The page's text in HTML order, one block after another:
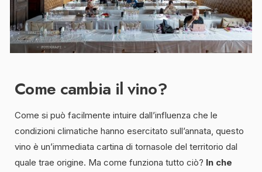
Come cambia il vino?
Come si può facilmente intuire dall’influenza che le
condizioni climatiche hanno esercitato sull’annata, questo
vino è un’immediata cartina di tornasole del territorio dal
quale trae origine. Ma come funziona tutto ciò? In che